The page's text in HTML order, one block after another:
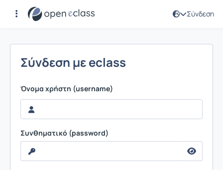
Σύνδεση
Σύνδεση
Σύνδεση με eclass
Όνομα χρήστη (username)
Συνθηματικό (password)